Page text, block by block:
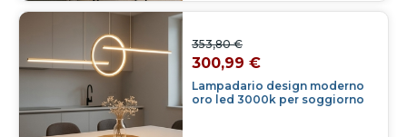
Lampadario design moderno
oro led 3000k per soggiorno
353,80 €
300,99 €